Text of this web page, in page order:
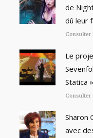
de
dû leur
Consulter
Le
Statica »
Consulter
Sharon
avec